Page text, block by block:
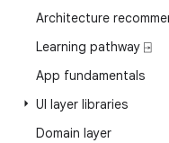
Architecture
Learning pathway ⍈
App fundamentals
UI layer libraries
Domain layer